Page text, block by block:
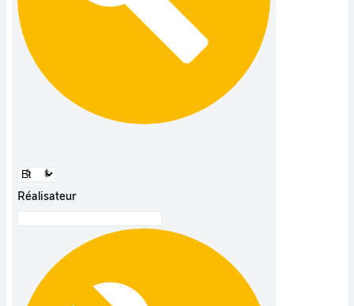
Réalisateur